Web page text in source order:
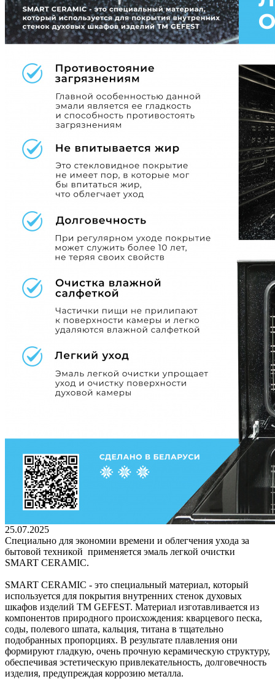
25.07.2025
Специально для экономии времени и облегчения ухода за
бытовой техникой применяется эмаль легкой очистки
SMART CERAMIC.
SMART CERAMIC - это специальный материал, который
используется для покрытия внутренних стенок духовых
шкафов изделий TM GEFEST. Материал изготавливается из
компонентов природного происхождения: кварцевого песка,
соды, полевого шпата, кальция, титана в тщательно
подобранных пропорциях. В результате плавления они
формируют гладкую, очень прочную керамическую структуру,
обеспечивая эстетическую привлекательность, долговечность
изделия, предупреждая коррозию металла.